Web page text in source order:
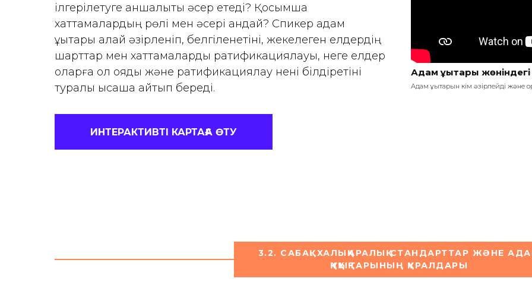
ілгерілетуге қаншалықты әсер етеді? Қосымша
хаттамалардың рөлі мен әсері қандай? Спикер адам
құқықтары қалай әзірленіп, белгіленетіні, жекелеген елдердің
шарттар мен хаттамаларды ратификациялауы, неге елдер
оларға қол қояды және ратификациялау нені білдіретіні
туралы қысқаша айтып береді.
ИНТЕРАКТИВТІ КАРТАҒА ӨТУ
Адам құқықтары жөніндегі
Адам құқықтарын кім әзірлейді және
3.2. САБАҚ. ХАЛЫҚАРАЛЫҚ СТАНДАРТТАР ЖӘНЕ
ҚҰҚЫҚТАРЫНЫҢ ҚҰРАЛДАРЫ